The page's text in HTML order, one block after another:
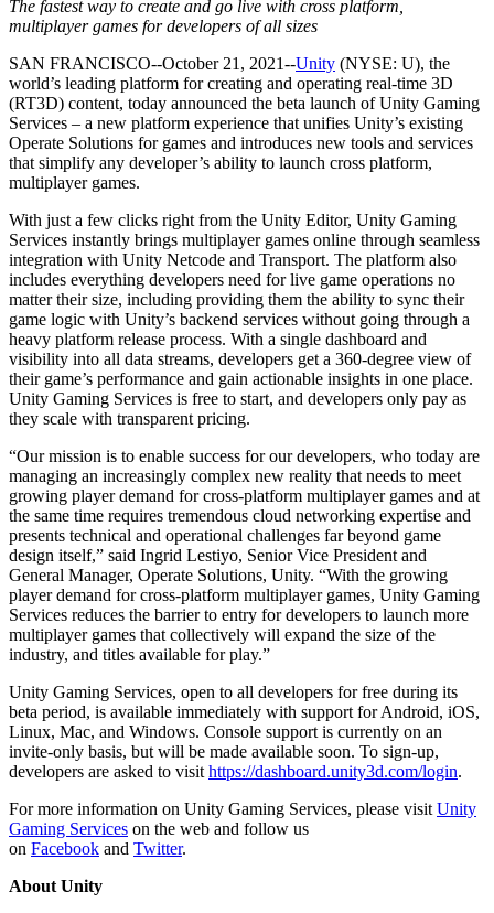
Insights pós-lançamento e operações de jogos ao vivo
Amplie
Aquisição de usuários
Seja descoberto e adquira usuários móveis
Gerencie as IAP em todas as lojas e no modelo D2C (direto ao
consumidor).
Monetização
Conecte jogadores com os jogos certos
Anuncie com o Unity
Monetize com o Unity
Casos de uso
Jogos de dispositivos móveis
Crie e faça crescer sucessos móveis com o Unity
Jogos Independentes
Lance grandes jogos com pequenas equipes
Jogos XR
Lance jogos XR em várias plataformas
Jogos com multijogador
Simplifique o desenvolvimento de jogos multiplayer
Transformar experiências em loja em experiências online
Automotivo
Impulsione a inovação e as experiências dentro do carro
Veja todas as indústrias
Insights
Estudos de caso
Histórias de sucesso do mundo real
Guias de melhores práticas
Dicas e truques de especialistas
Demonstrações
Demonstrações, amostras e blocos de construção
Todos os recursos
Novidades
Blog
Atualizações, informações e dicas técnicas
Notícias
Notícias, histórias e centro de imprensa
Junte-se a desenvolvedores, criadores e insiders
Prêmios Unity
Celebrando criadores do Unity em todo o mundo
Dicas práticas e melhores práticas
Educação
Para estudantes
Impulsione sua carreira
Impulsione seu ensino
Concessão de Licença Educacional
Leve o poder do Unity para sua instituição
Certificações
Prove sua maestria em Unity
The fastest way to create and go live with cross platform,
multiplayer games for developers of all sizes
SAN FRANCISCO--October 21, 2021--Unity (NYSE: U), the
world’s leading platform for creating and operating real-time 3D
(RT3D) content, today announced the beta launch of Unity Gaming
Services – a new platform experience that unifies Unity’s existing
Operate Solutions for games and introduces new tools and services
that simplify any developer’s ability to launch cross platform,
multiplayer games.
With just a few clicks right from the Unity Editor, Unity Gaming
Services instantly brings multiplayer games online through seamless
integration with Unity Netcode and Transport. The platform also
includes everything developers need for live game operations no
matter their size, including providing them the ability to sync their
game logic with Unity’s backend services without going through a
heavy platform release process. With a single dashboard and
visibility into all data streams, developers get a 360-degree view of
their game’s performance and gain actionable insights in one place.
Unity Gaming Services is free to start, and developers only pay as
they scale with transparent pricing.
“Our mission is to enable success for our developers, who today are
managing an increasingly complex new reality that needs to meet
growing player demand for cross-platform multiplayer games and at
the same time requires tremendous cloud networking expertise and
presents technical and operational challenges far beyond game
design itself,” said Ingrid Lestiyo, Senior Vice President and
General Manager, Operate Solutions, Unity. “With the growing
player demand for cross-platform multiplayer games, Unity Gaming
Services reduces the barrier to entry for developers to launch more
multiplayer games that collectively will expand the size of the
industry, and titles available for play.”
Unity Gaming Services, open to all developers for free during its
beta period, is available immediately with support for Android, iOS,
Linux, Mac, and Windows. Console support is currently on an
invite-only basis, but will be made available soon. To sign-up,
developers are asked to visit https://dashboard.unity3d.com/login.
For more information on Unity Gaming Services, please visit Unity
Gaming Services on the web and follow us
on Facebook and Twitter.
About Unity